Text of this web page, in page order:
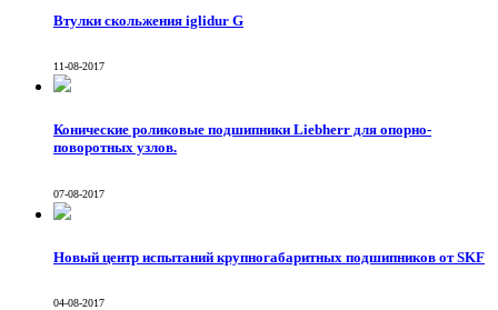
Втулки скольжения iglidur G
11-08-2017
Конические роликовые подшипники Liebherr для опорно-
поворотных узлов.
07-08-2017
Новый центр испытаний крупногабаритных подшипников от SKF
04-08-2017